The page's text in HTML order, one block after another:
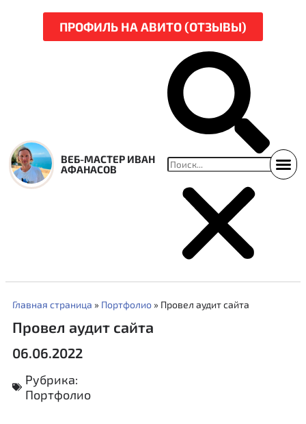
ПРОФИЛЬ НА АВИТО (ОТЗЫВЫ)
ВЕБ-МАСТЕР ИВАН
АФАНАСОВ
Главная страница » Портфолио » Провел аудит сайта
Провел аудит сайта
06.06.2022
Рубрика:
Портфолио